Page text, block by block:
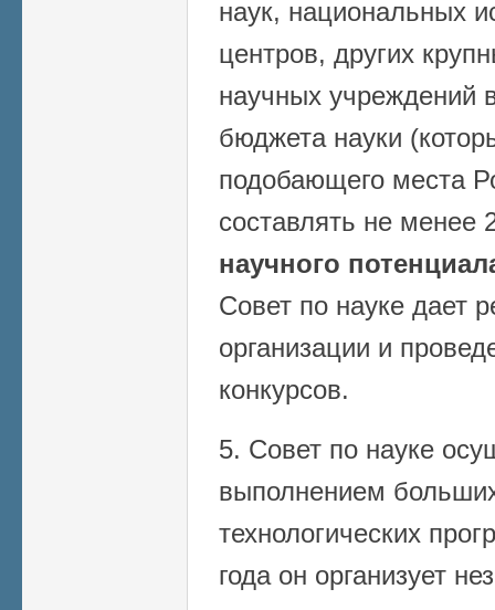
наук, национальных
центров, других
научных учреждений
бюджета науки
подобающего места
составлять не менее
научного
Совет по науке дает
организации и
конкурсов.
5. Совет по науке
выполнением
технологических
года он организует